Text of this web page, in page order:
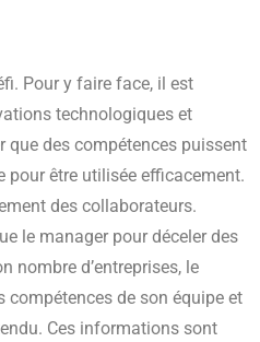
Pour y faire face, il est
technologiques et
que des compétences puissent
pour être utilisée efficacement.
des collaborateurs.
le manager pour déceler des
nombre d’entreprises, le
compétences de son équipe et
Ces informations sont